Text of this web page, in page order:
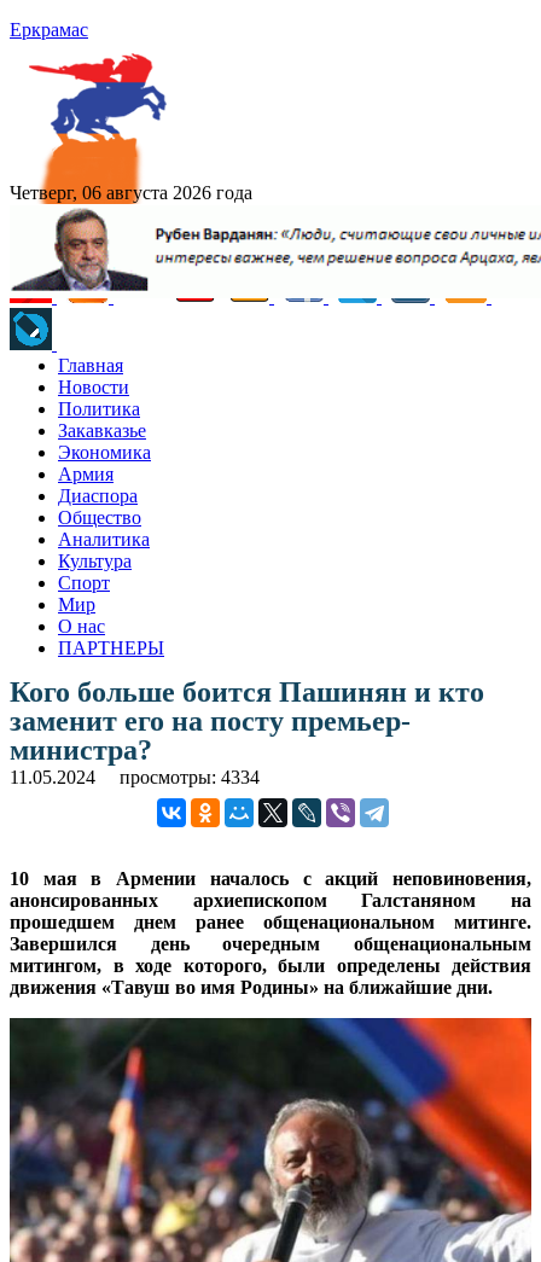
Еркрамас
Четверг, 06 августа 2026 года
Главная
Новости
Политика
Закавказье
Экономика
Армия
Диаспора
Общество
Аналитика
Культура
Спорт
Мир
О нас
ПАРТНЕРЫ
Кого больше боится Пашинян и кто
заменит его на посту премьер-
министра?
11.05.2024 просмотры: 4334
10 мая в Армении началось с акций неповиновения,
анонсированных архиепископом Галстаняном на
прошедшем днем ранее общенациональном митинге.
Завершился день очередным общенациональным
митингом, в ходе которого, были определены действия
движения «Тавуш во имя Родины» на ближайшие дни.